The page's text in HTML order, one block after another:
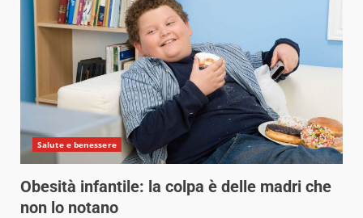
Salute e benessere
Obesità infantile: la colpa è delle madri che
non lo notano